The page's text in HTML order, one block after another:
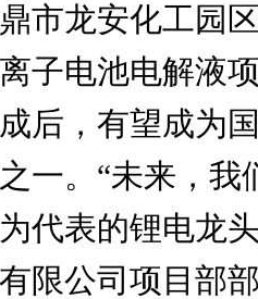
龙安化工园区
子电池电解液
后，有望成为
一。“未来，我
代表的锂电龙
限公司项目部